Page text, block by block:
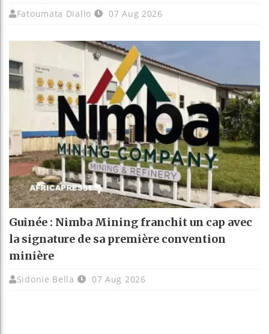
Fatoumata Diallo 07 Aug 2026
Guinée : Nimba Mining franchit un cap avec
la signature de sa première convention
minière
Sidonie Bella 07 Aug 2026